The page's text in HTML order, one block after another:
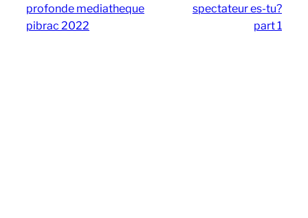
profonde mediatheque
pibrac 2022
spectateur es-tu?
part 1